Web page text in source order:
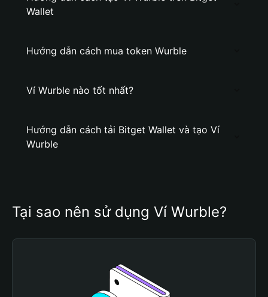
Wallet
Hướng dẫn cách mua token Wurble
Ví Wurble nào tốt nhất?
Hướng dẫn cách tải Bitget Wallet và tạo Ví
Wurble
Tại sao nên sử dụng Ví Wurble?